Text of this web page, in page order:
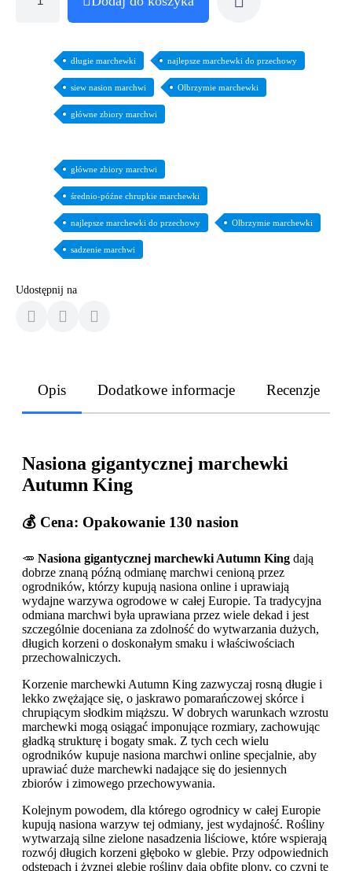
długie marchewki najlepsze marchewki do przechowy
siew nasion marchwi Olbrzymie marchewki
główne zbiory marchwi
główne zbiory marchwi
średnio-późne chrupkie marchewki
najlepsze marchewki do przechowy Olbrzymie marchewki
sadzenie marchwi
Udostępnij na
Opis Dodatkowe informacje Recenzje
Nasiona gigantycznej marchewki
Autumn King
💰 Cena: Opakowanie 130 nasion
🥕 Nasiona gigantycznej marchewki Autumn King dają
dobrze znaną późną odmianę marchwi cenioną przez
ogrodników, którzy kupują nasiona online i uprawiają
wydajne warzywa ogrodowe w całej Europie. Ta tradycyjna
odmiana marchwi była uprawiana przez wiele dekad i jest
szczególnie doceniana za zdolność do wytwarzania dużych,
długich korzeni o doskonałym smaku i właściwościach
przechowalniczych.
Korzenie marchewki Autumn King zazwyczaj rosną długie i
lekko zwężające się, o jaskrawo pomarańczowej skórce i
chrupiącym słodkim miąższu. W dobrych warunkach wzrostu
marchewki mogą osiągać imponujące rozmiary, zachowując
gładką strukturę i bogaty smak. Z tych cech wielu
ogrodników kupuje nasiona marchwi online specjalnie, aby
uprawiać duże marchewki nadające się do jesiennych
zbiorów i zimowego przechowywania.
Kolejnym powodem, dla którego ogrodnicy w całej Europie
kupują nasiona warzyw tej odmiany, jest wydajność. Rośliny
wytwarzają silne zielone nasadzenia liściowe, które wspierają
rozwój długich korzeni głęboko w glebie. Przy odpowiednich
odstępach i żyznej glebie rośliny dają obfite plony, co czyni tę